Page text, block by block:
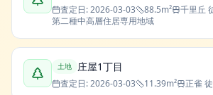
査定日:2026-03-03 88.5m² 千里丘
第二種中高層住居専用地域
土地 庄屋1丁目
査定日:2026-03-03 11.39m² 正雀